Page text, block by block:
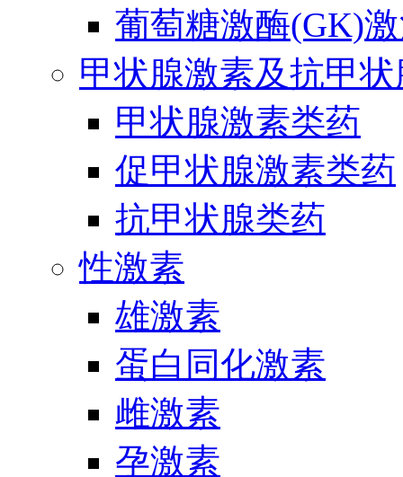
葡萄糖激酶(GK)
甲状腺激素及抗甲
甲状腺激素类药
促甲状腺激素类药
抗甲状腺类药
性激素
雄激素
蛋白同化激素
雌激素
孕激素